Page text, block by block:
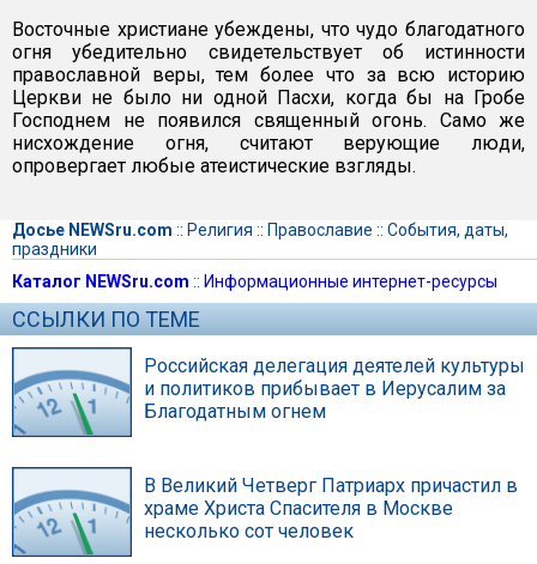
Восточные христиане убеждены, что чудо благодатного
огня убедительно свидетельствует об истинности
православной веры, тем более что за всю историю
Церкви не было ни одной Пасхи, когда бы на Гробе
Господнем не появился священный огонь. Само же
нисхождение огня, считают верующие люди,
опровергает любые атеистические взгляды.
Досье NEWSru.com :: Религия :: Православие :: События, даты,
праздники
Каталог NEWSru.com :: Информационные интернет-ресурсы
ССЫЛКИ ПО ТЕМЕ
Российская делегация деятелей культуры
и политиков прибывает в Иерусалим за
Благодатным огнем
В Великий Четверг Патриарх причастил в
храме Христа Спасителя в Москве
несколько сот человек